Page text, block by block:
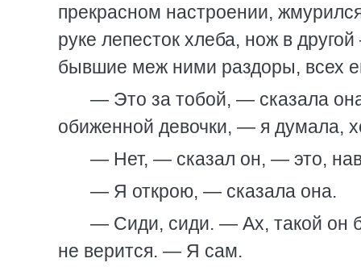
прекрасном настроении,
руке лепесток хлеба, нож в
бывшие меж ними раздоры, всех
— Это за тобой, — сказала
обиженной девочки, — я думала,
— Нет, — сказал он, — это,
— Я открою, — сказала она.
— Сиди, сиди. — Ах, такой он
не верится. — Я сам.